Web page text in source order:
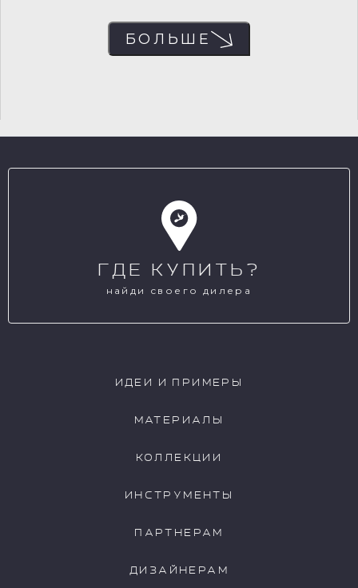
БОЛЬШЕ
ГДЕ КУПИТЬ?
найди своего дилера
ИДЕИ И ПРИМЕРЫ
МАТЕРИАЛЫ
КОЛЛЕКЦИИ
ИНСТРУМЕНТЫ
ПАРТНЕРАМ
ДИЗАЙНЕРАМ